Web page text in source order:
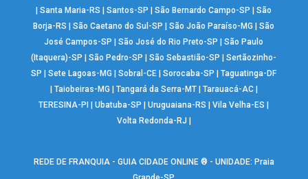
|Santa Maria-RS |Santos-SP |São Bernardo Campo-SP |São
Borja-RS |São Caetano do Sul-SP |São João Paraíso-MG |São
José Campos-SP |São José do Rio Preto-SP |São Paulo
(Itaquera)-SP |São Pedro-SP |São Sebastião-SP |Sertãozinho-
SP |Sete Lagoas-MG |Sobral-CE |Sorocaba-SP |Taguatinga-DF
| Taiobeiras-MG | Tangará da Serra-MT| Tarauacá-AC|
TERESINA-PI |Ubatuba-SP |Uruguaiana-RS |Vila Velha-ES |
Volta Redonda-RJ |
REDE DE FRANQUIA - GUIA CIDADE ONLINE ® - UNIDADE: Praia